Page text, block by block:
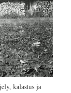
kalastus ja